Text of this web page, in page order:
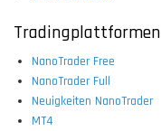
Tradingplattformen
NanoTrader Free
NanoTrader Full
Neuigkeiten NanoTrader
MT4